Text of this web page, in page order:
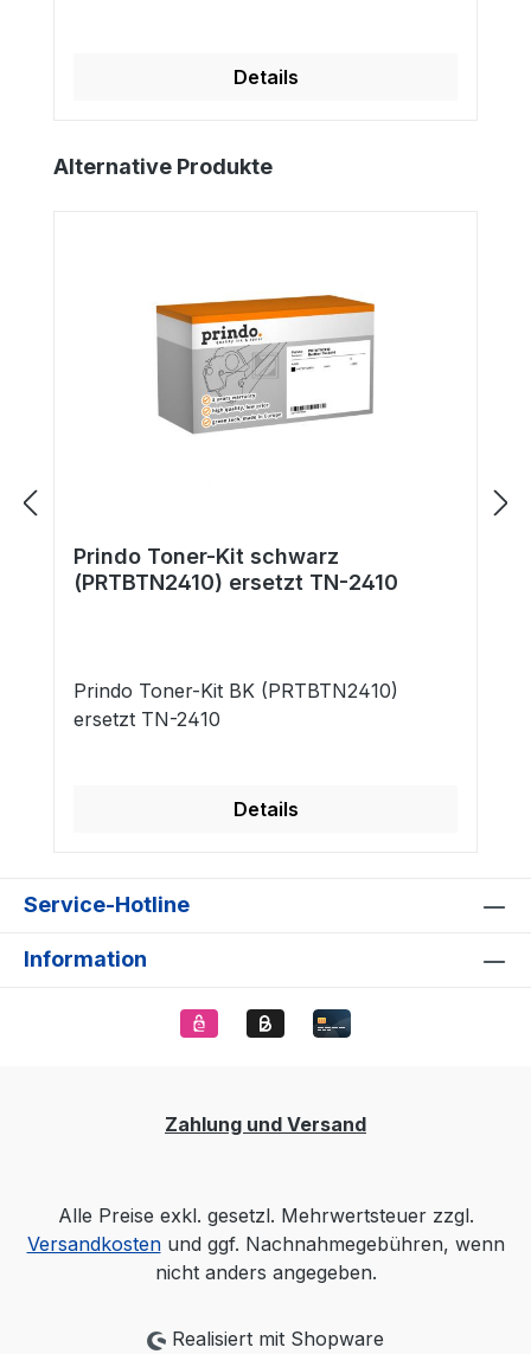
Details
Produktgalerie überspringen
Alternative Produkte
Prindo Toner-Kit schwarz
(PRTBTN2410) ersetzt TN-2410
Prindo Toner-Kit BK (PRTBTN2410)
ersetzt TN-2410
Details
Service-Hotline
Information
Zahlung und Versand
Alle Preise exkl. gesetzl. Mehrwertsteuer zzgl.
Versandkostenund ggf. Nachnahmegebühren, wenn
nicht anders angegeben.
Realisiert mit Shopware